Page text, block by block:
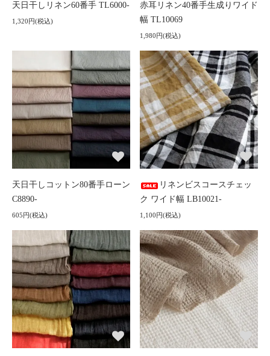
天日干しリネン60番手 TL6000-
1,320円(税込)
赤耳リネン40番手生成りワイド
幅 TL10069
1,980円(税込)
天日干しコットン80番手ローン
C8890-
605円(税込)
リネンビスコースチェッ
ク ワイド幅 LB10021-
1,100円(税込)